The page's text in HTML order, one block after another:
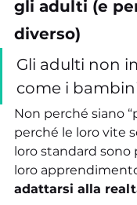
gli adulti (e
diverso)
Gli adulti non
come i
Non perché siano
perché le loro vite
loro standard sono
loro
adattarsi alla